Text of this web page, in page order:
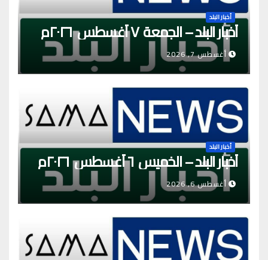
أخبار البلد
أخبار البلد – الجمعة ٧ أغسطس ٢٠٢٦م
أغسطس 7, 2026
أخبار البلد
أخبار البلد – الخميس ٦ أغسطس ٢٠٢٦م
أغسطس 6, 2026